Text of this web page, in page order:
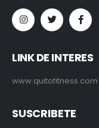
LINK DE INTERES
www.quitofitness.com
SUSCRIBETE